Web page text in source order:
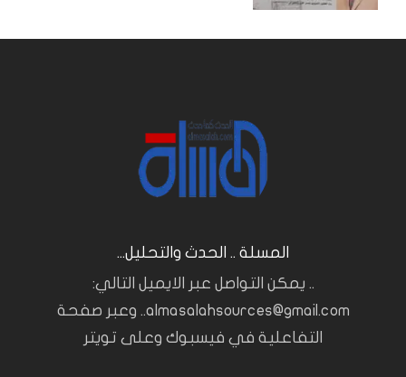
المسلة .. الحدث والتحليل...
.. يمكن التواصل عبر الايميل التالي:
almasalahsources@gmail.com.. وعبر صفحة
التفاعلية في فيسبوك وعلى تويتر